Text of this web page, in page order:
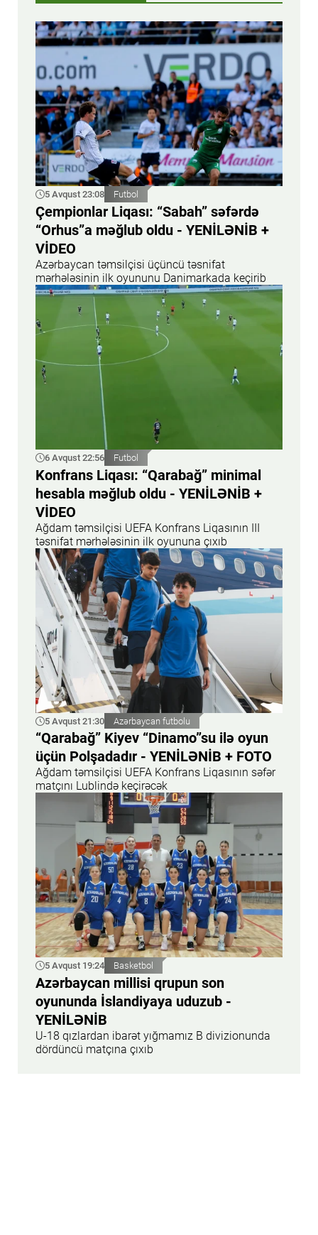
5 Avqust 23:08 Futbol
Çempionlar Liqası: “Sabah” səfərdə
“Orhus”a məğlub oldu - YENİLƏNİB +
VİDEO
Azərbaycan təmsilçisi üçüncü təsnifat
mərhələsinin ilk oyununu Danimarkada keçirib
6 Avqust 22:56 Futbol
Konfrans Liqası: “Qarabağ” minimal
hesabla məğlub oldu - YENİLƏNİB +
VİDEO
Ağdam təmsilçisi UEFA Konfrans Liqasının III
təsnifat mərhələsinin ilk oyununa çıxıb
5 Avqust 21:30 Azərbaycan futbolu
“Qarabağ” Kiyev “Dinamo”su ilə oyun
üçün Polşadadır - YENİLƏNİB + FOTO
Ağdam təmsilçisi UEFA Konfrans Liqasının səfər
matçını Lublində keçirəcək
5 Avqust 19:24 Basketbol
Azərbaycan millisi qrupun son
oyununda İslandiyaya uduzub -
YENİLƏNİB
U-18 qızlardan ibarət yığmamız B divizionunda
dördüncü matçına çıxıb